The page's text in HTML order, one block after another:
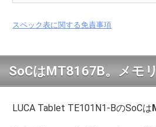
スペック表に関する免責事項
SoCはMT8167B。メモ
LUCA Tablet TE101N1-BのSoCは